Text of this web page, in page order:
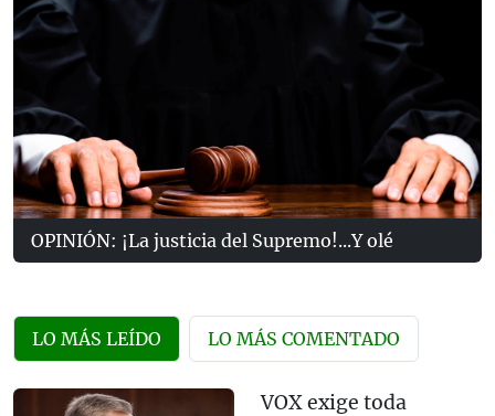
OPINIÓN: ¡La justicia del Supremo!...Y olé
LO MÁS LEÍDO LO MÁS COMENTADO
VOX exige toda